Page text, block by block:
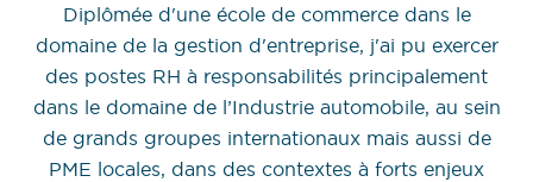
Diplômée d'une école de commerce dans le
domaine de la gestion d'entreprise, j'ai pu exercer
des postes RH à responsabilités principalement
dans le domaine de l’Industrie automobile, au sein
de grands groupes internationaux mais aussi de
PME locales, dans des contextes à forts enjeux